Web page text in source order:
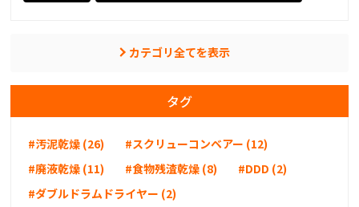
カテゴリ全てを表示
タグ
#汚泥乾燥 (26)
#スクリューコンベアー (12)
#廃液乾燥 (11)
#食物残渣乾燥 (8)
#DDD (2)
#ダブルドラムドライヤー (2)